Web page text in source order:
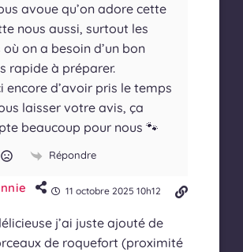
avoue qu’on adore cette
nous aussi, surtout les
où on a besoin d’un bon
rapide à préparer.
encore d’avoir pris le temps
laisser votre avis, ça
beaucoup pour nous 🐾
Répondre
11 octobre 2025 10h12
j’ai juste ajouté de
de roquefort (proximité